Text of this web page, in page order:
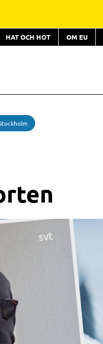
HAT OCH HOT OM EU